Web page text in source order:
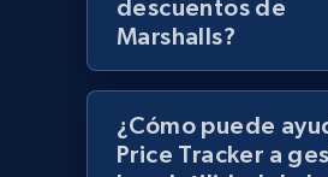
1.2K+ 208+
descuentos de
Marshalls?
¿Cómo puede
Price Tracker a